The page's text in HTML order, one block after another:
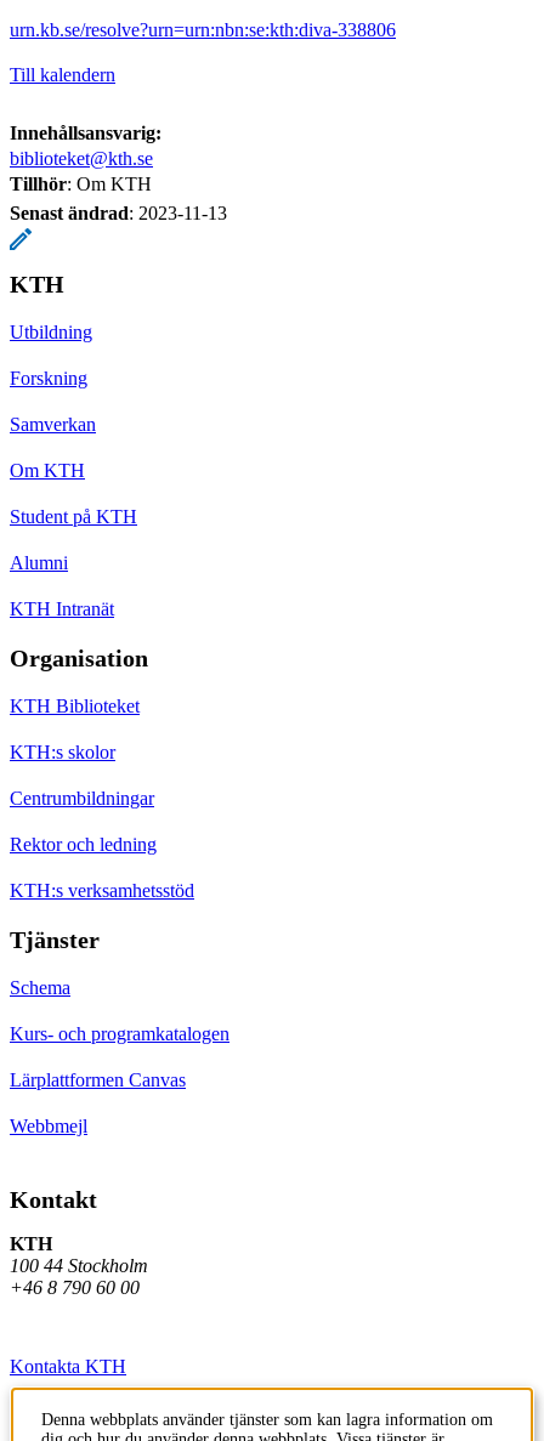
urn.kb.se/resolve?urn=urn:nbn:se:kth:diva-338806
Till kalendern
Innehållsansvarig:
biblioteket@kth.se
Tillhör: Om KTH
Senast ändrad: 2023-11-13
KTH
Utbildning
Forskning
Samverkan
Om KTH
Student på KTH
Alumni
KTH Intranät
Organisation
KTH Biblioteket
KTH:s skolor
Centrumbildningar
Rektor och ledning
KTH:s verksamhetsstöd
Tjänster
Schema
Kurs- och programkatalogen
Lärplattformen Canvas
Webbmejl
Kontakt
KTH
100 44 Stockholm
+46 8 790 60 00
Kontakta KTH
Jobba på KTH
Denna webbplats använder tjänster som kan lagra information om